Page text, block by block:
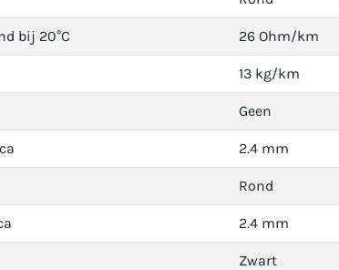
bij 20°C 26 Ohm/km
13 kg/km
Geen
2.4 mm
Rond
2.4 mm
Zwart